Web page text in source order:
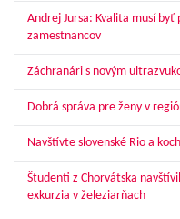
Andrej Jursa: Kvalita musí
zamestnancov
Záchranári s novým
Dobrá správa pre ženy v
Navštívte slovenské Rio a
Študenti z Chorvátska
exkurzia v železiarňach